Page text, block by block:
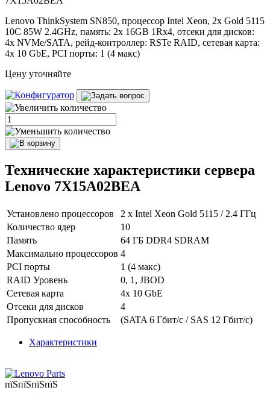
Lenovo ThinkSystem SN850, процессор Intel Xeon, 2x Gold 5115
10C 85W 2.4GHz, память: 2x 16GB 1Rx4, отсеки для дисков:
4x NVMe/SATA, рейд-контроллер: RSTe RAID, сетевая карта:
4x 10 GbE, PCI порты: 1 (4 макс)
Цену уточняйте
Технические характеристики сервера
Lenovo 7X15A02BEA
Установлено процессоров
2 x Intel Xeon Gold 5115 / 2.4 ГГц
Количество ядер
10
Память
64 ГБ DDR4 SDRAM
Максимально процессоров 4
PCI порты
1 (4 макс)
RAID Уровень
0, 1, JBOD
Сетевая карта
4x 10 GbE
Отсеки для дисков
4
Пропускная способность
(SATA 6 Гбит/с / SAS 12 Гбит/с)
Характеристики
пїЅпїЅпїЅпїЅ